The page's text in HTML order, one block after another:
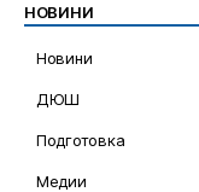
НОВИНИ
Новини
ДЮШ
Подготовка
Медии